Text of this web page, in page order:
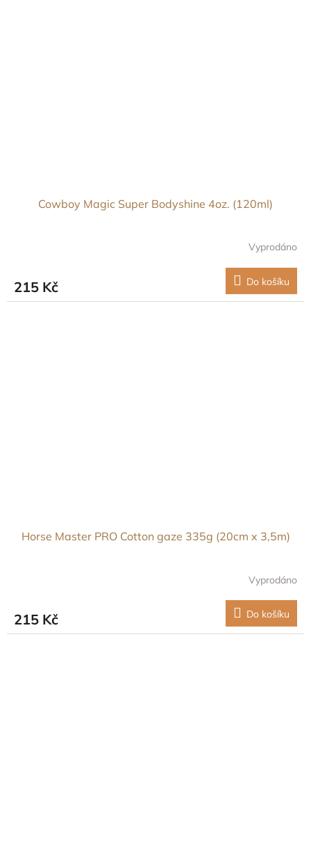
Cowboy Magic Super Bodyshine 4oz. (120ml)
Vyprodáno
215 Kč Do košíku
Horse Master PRO Cotton gaze 335g (20cm x 3,5m)
Vyprodáno
215 Kč Do košíku